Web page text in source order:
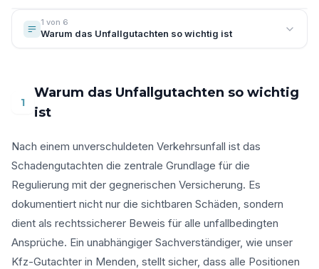
1 von 6
Warum das Unfallgutachten so wichtig ist
1
Warum das Unfallgutachten so wichtig
ist
Nach einem unverschuldeten Verkehrsunfall ist das
Schadengutachten die zentrale Grundlage für die
Regulierung mit der gegnerischen Versicherung. Es
dokumentiert nicht nur die sichtbaren Schäden, sondern
dient als rechtssicherer Beweis für alle unfallbedingten
Ansprüche. Ein unabhängiger Sachverständiger, wie unser
Kfz-Gutachter in Menden, stellt sicher, dass alle Positionen